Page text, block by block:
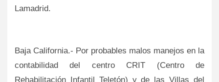
Lamadrid.
Baja California.- Por probables malos manejos en la
contabilidad del centro CRIT (Centro de
Rehabilitación Infantil Teletón) y de las Villas del